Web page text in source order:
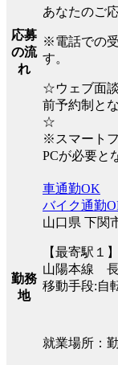
応募
の流
れ
あなたのご
※電話での
す。
☆ウェブ面
前予約制と
☆
※スマート
PCが必要と
勤務
地
車通勤OK
バイク通勤
山口県 下関
【最寄駅１】
山陽本線
移動手段:自
就業場所：